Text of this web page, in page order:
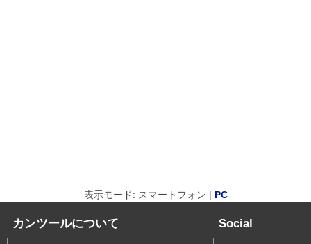
表示モード: スマートフォン | PC
カンツールについて Social